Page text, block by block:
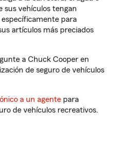
sus vehículos tengan
para
artículos más preciados
a Chuck Cooper en
de seguro de vehículos
a un agente para
de vehículos recreativos.